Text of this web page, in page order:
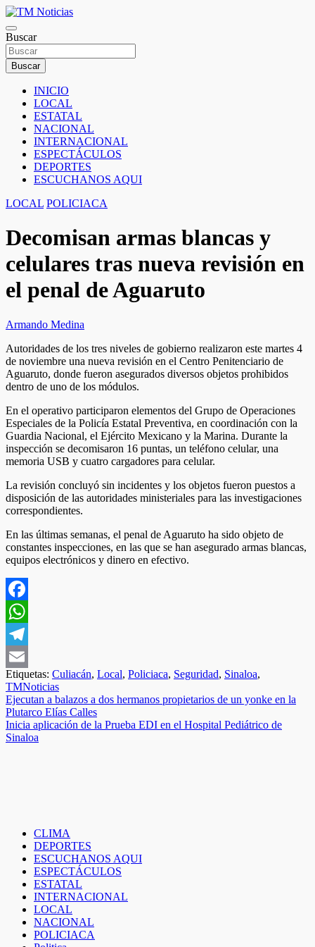
Saltar
al
contenido
TM Noticias
TM Noticias
Buscar
Buscar
INICIO
LOCAL
ESTATAL
NACIONAL
INTERNACIONAL
ESPECTÁCULOS
DEPORTES
ESCUCHANOS AQUI
LOCAL POLICIACA
Decomisan armas blancas y
celulares tras nueva revisión en
el penal de Aguaruto
Armando Medina
Autoridades de los tres niveles de gobierno realizaron este martes 4
de noviembre una nueva revisión en el Centro Penitenciario de
Aguaruto, donde fueron asegurados diversos objetos prohibidos
dentro de uno de los módulos.
En el operativo participaron elementos del Grupo de Operaciones
Especiales de la Policía Estatal Preventiva, en coordinación con la
Guardia Nacional, el Ejército Mexicano y la Marina. Durante la
inspección se decomisaron 16 puntas, un teléfono celular, una
memoria USB y cuatro cargadores para celular.
La revisión concluyó sin incidentes y los objetos fueron puestos a
disposición de las autoridades ministeriales para las investigaciones
correspondientes.
En las últimas semanas, el penal de Aguaruto ha sido objeto de
constantes inspecciones, en las que se han asegurado armas blancas,
equipos electrónicos y dinero en efectivo.
Facebook
WhatsApp
Telegram
Email
Etiquetas: Culiacán, Local, Policiaca, Seguridad, Sinaloa,
TMNoticias
Navegación
de
entradas
Ejecutan a balazos a dos hermanos propietarios de un yonke en la
Plutarco Elías Calles
Inicia aplicación de la Prueba EDI en el Hospital Pediátrico de
Sinaloa
CLIMA
DEPORTES
ESCUCHANOS AQUI
ESPECTÁCULOS
ESTATAL
INTERNACIONAL
LOCAL
NACIONAL
POLICIACA